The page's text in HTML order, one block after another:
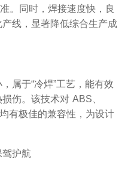
。同时，焊接速度快，良
线，显著降低综合生产成
，属于“冷焊”工艺，能有效
伤。该技术对 ABS
有极佳的兼容性，为设计
驾护航